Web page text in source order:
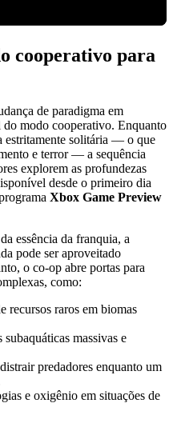
cooperativo para
de paradigma em
modo cooperativo. Enquanto
estritamente solitária — o que
e terror — a sequência
explorem as profundezas
desde o primeiro dia
Xbox Game Preview
essência da franquia, a
pode ser aproveitado
o co-op abre portas para
como:
recursos raros em biomas
massivas e
predadores enquanto um
e oxigênio em situações de